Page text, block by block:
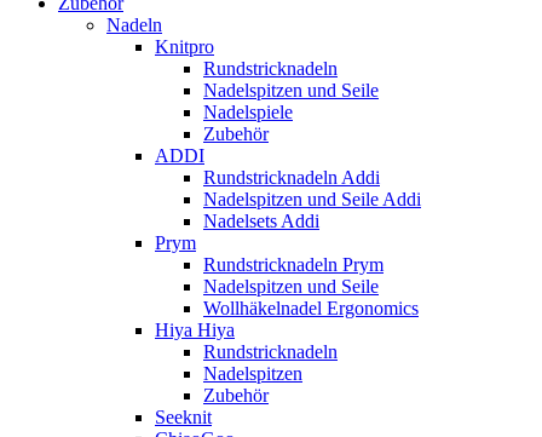
Nadeln
Knitpro
Rundstricknadeln
Nadelspitzen und Seile
Nadelspiele
Zubehör
ADDI
Rundstricknadeln Addi
Nadelspitzen und Seile Addi
Nadelsets Addi
Prym
Rundstricknadeln Prym
Nadelspitzen und Seile
Wollhäkelnadel Ergonomics
Hiya Hiya
Rundstricknadeln
Nadelspitzen
Zubehör
Seeknit